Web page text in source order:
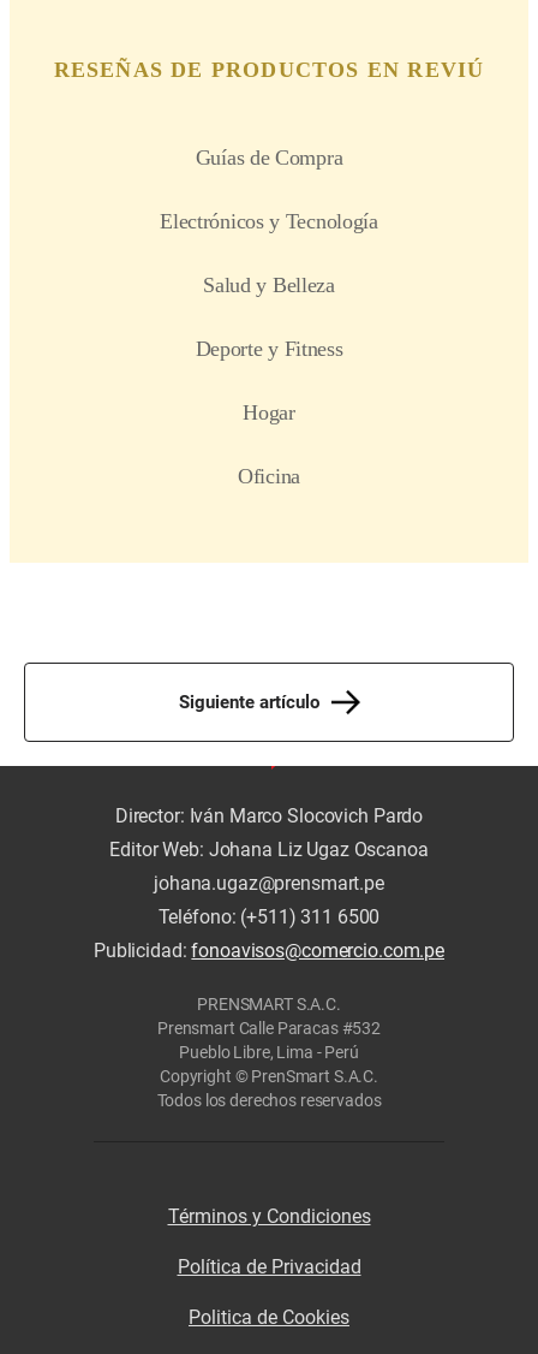
Siguiente artículo
Director: Iván Marco Slocovich Pardo
Editor Web: Johana Liz Ugaz Oscanoa
johana.ugaz@prensmart.pe
Teléfono: (+511) 311 6500
Publicidad:fonoavisos@comercio.com.pe
PRENSMART S.A.C.
Prensmart Calle Paracas #532
Pueblo Libre, Lima - Perú
Copyright © PrenSmart S.A.C.
Todos los derechos reservados
Términos y Condiciones
Política de Privacidad
Politica de Cookies